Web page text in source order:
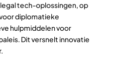
tech-oplossingen, op
diplomatieke
hulpmiddelen voor
Dit versnelt innovatie